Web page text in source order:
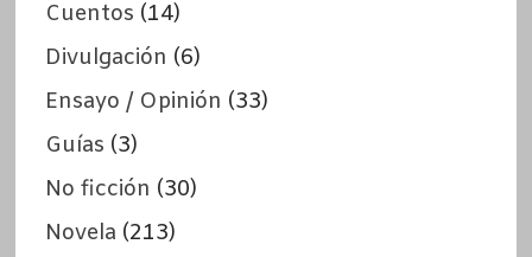
Cuentos (14)
Divulgación (6)
Ensayo / Opinión (33)
Guías (3)
No ficción (30)
Novela (213)